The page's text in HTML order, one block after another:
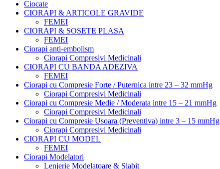
Ciocate
CIORAPI & ARTICOLE GRAVIDE
FEMEI
CIORAPI & SOSETE PLASA
FEMEI
Ciorapi anti-embolism
Ciorapi Compresivi Medicinali
CIORAPI CU BANDA ADEZIVA
FEMEI
Ciorapi cu Compresie Forte / Puternica intre 23 – 32 mmHg
Ciorapi Compresivi Medicinali
Ciorapi cu Compresie Medie / Moderata intre 15 – 21 mmHg
Ciorapi Compresivi Medicinali
Ciorapi cu Compresie Usoara (Preventiva) intre 3 – 15 mmHg
Ciorapi Compresivi Medicinali
CIORAPI CU MODEL
FEMEI
Ciorapi Modelatori
Lenjerie Modelatoare & Slabit